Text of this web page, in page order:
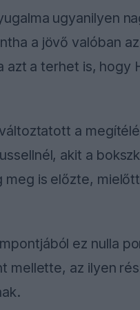
ugyanilyen
a jövő valóban
a terhet is, hogy
a
akit a
is előzte,
ez nulla
mellette, az ilyen